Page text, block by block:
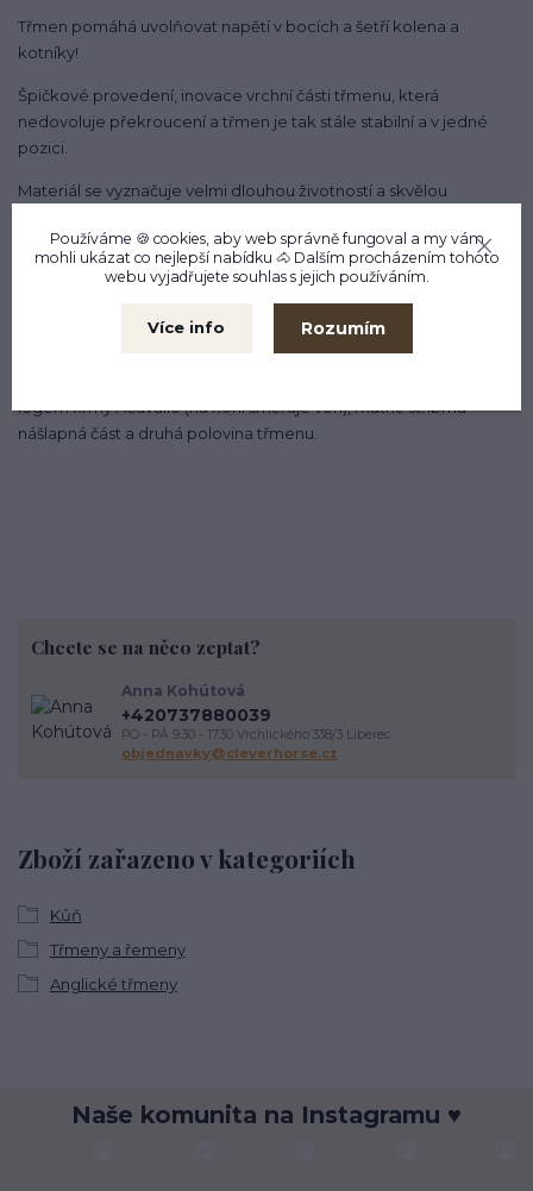
Třmen pomáhá uvolňovat napětí v bocích a šetří kolena a
kotníky!
Špičkové provedení, inovace vrchní části třmenu, která
nedovoluje překroucení a třmen je tak stále stabilní a v jedné
pozici.
Materiál se vyznačuje velmi dlouhou životností a skvělou
laserového obrábění a skládaným profilem.
Třmen má širokou nášlapnou plochu z nerezové oceli s
velmi stabilní i při vykopnutí, nelítají od koně, ale visí dolů.
logem firmy Acavallo (na koni směřuje ven), matně stříbrná
nášlapná část a druhá polovina třmenu.
Zboží zařazeno v kategoriích
Kůň
Třmeny a řemeny
Anglické třmeny
Chcete se na něco zeptat?
Anna Kohútová
+420737880039
PO - PÁ 9.30 - 17.30 Vrchlického 338/3 Liberec
objednavky@cleverhorse.cz
Naše komunita na Instagramu ♥
Používáme 🍪 cookies, aby web správně fungoval a my vám
mohli ukázat co nejlepší nabídku 🐴 Dalším procházením tohoto
webu vyjadřujete souhlas s jejich používáním.
Více info Rozumím